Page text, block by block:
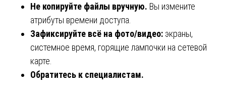
Не копируйте файлы вручную. Вы измените
атрибуты времени доступа.
Зафиксируйте всё на фото/видео: экраны,
системное время, горящие лампочки на сетевой
карте.
Обратитесь к специалистам.